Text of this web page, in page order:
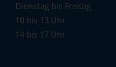
Dienstag bis Freitag
10 bis 13 Uhr
14 bis 17 Uhr